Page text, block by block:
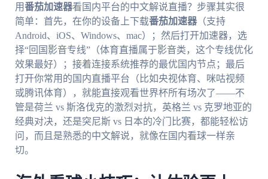
用番茄加速器看国内平台的中文解说直播？步骤其实很
简单：首先，在你的设备上下载番茄加速器（支持
Android、iOS、Windows、mac）；然后打开加速器，选
择“回国影音专线”（体育直播属于影音类，这个专线优化
效果最好）；接着连接系统推荐的最优国内节点；最后
打开你常用的国内直播平台（比如央视体育、咪咕视频
或腾讯体育），就能直接观看世界杯所有场次了——不
管是荷兰 vs 斯洛伐克的激烈对抗，英格兰 vs 克罗地亚的
经典对决，还是突尼斯 vs 日本的冷门比赛，都能轻松访
问，而且是熟悉的中文解说，就像在国内看球一样亲
切。